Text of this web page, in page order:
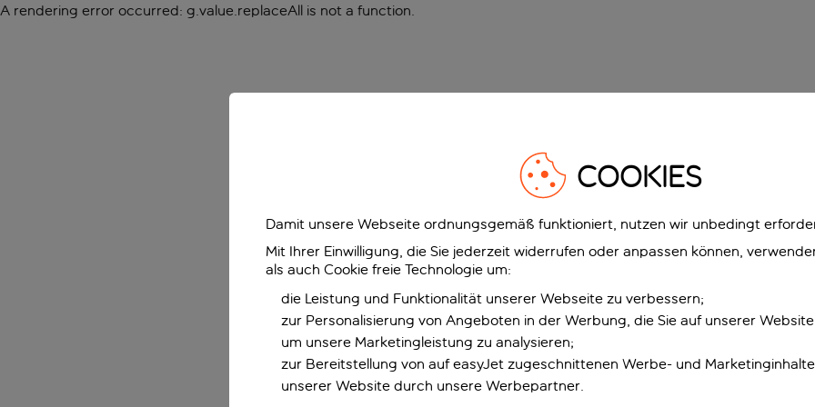
A rendering error occurred: g.value.replaceAll is not a function.
COOKIES
Damit unsere Webseite ordnungsgemäß funktioniert, nutzen wir unbedingt
Mit Ihrer Einwilligung, die Sie jederzeit widerrufen oder anpassen können,
als auch Cookie freie Technologie um:
die Leistung und Funktionalität unserer Webseite zu verbessern;
zur Personalisierung von Angeboten in der Werbung, die Sie auf unserer
um unsere Marketingleistung zu analysieren;
zur Bereitstellung von auf easyJet zugeschnittenen Werbe- und
unserer Website durch unsere Werbepartner.